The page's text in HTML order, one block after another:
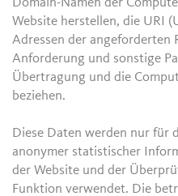
Domain-Namen der
Website herstellen, die URI
Adressen der angeforderten
Anforderung und sonstige
Übertragung und die
beziehen.
Diese Daten werden nur für
anonymer statistischer
der Website und der
Funktion verwendet. Die